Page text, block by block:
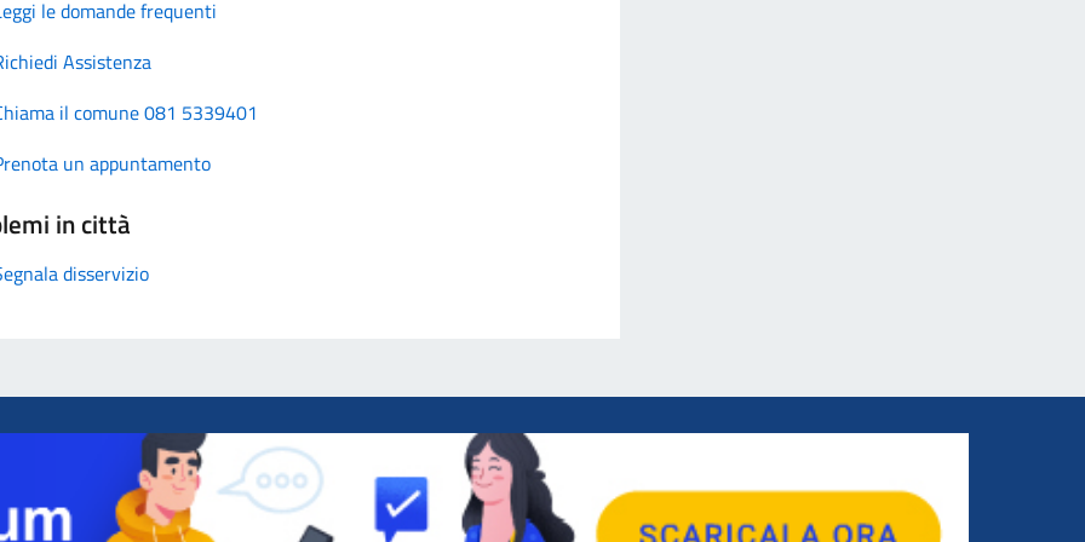
le domande frequenti
Assistenza
il comune 081 5339401
un appuntamento
in città
disservizio